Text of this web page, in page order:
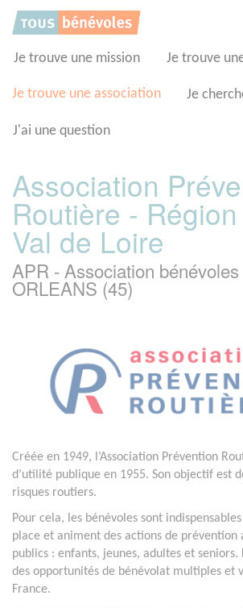
Je trouve une mission Je trouve
Je trouve une association Je
J'ai une question
Association
Routière -
Val de Loire
APR - Association
ORLEANS (45)
Créée en 1949, l’Association Prévention
d’utilité publique en 1955. Son objectif est
risques routiers.
Pour cela, les bénévoles sont
place et animent des actions de prévention
publics : enfants, jeunes, adultes et
des opportunités de bénévolat multiples et
France.
Panneau de gestion des cookies